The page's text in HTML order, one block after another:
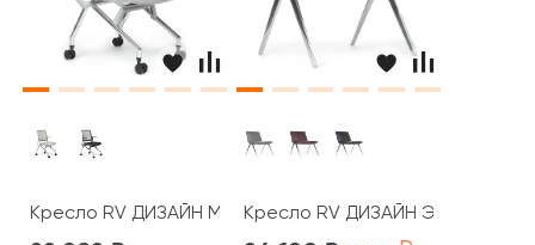
Кресло RV ДИЗАЙН Моби / Moby (D2002)
Кресло RV ДИЗАЙН Эссекс /